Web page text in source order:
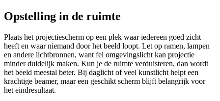
Opstelling in de ruimte
Plaats het projectiescherm op een plek waar iedereen goed zicht
heeft en waar niemand door het beeld loopt. Let op ramen, lampen
en andere lichtbronnen, want fel omgevingslicht kan projectie
minder duidelijk maken. Kun je de ruimte verduisteren, dan wordt
het beeld meestal beter. Bij daglicht of veel kunstlicht helpt een
krachtige beamer, maar een geschikt scherm blijft belangrijk voor
het eindresultaat.